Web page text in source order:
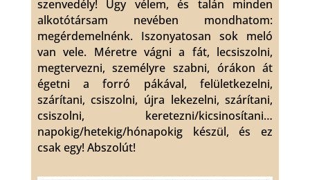
szenvedély! Úgy vélem, és talán minden
alkotótársam nevében mondhatom:
megérdemelnénk. Iszonyatosan sok meló
van vele. Méretre vágni a fát, lecsiszolni,
megtervezni, személyre szabni, órákon át
égetni a forró pákával, felületkezelni,
szárítani, csiszolni, újra lekezelni, szárítani,
csiszolni, keretezni/kicsinosítani…
napokig/hetekig/hónapokig készül, és ez
csak egy! Abszolút!